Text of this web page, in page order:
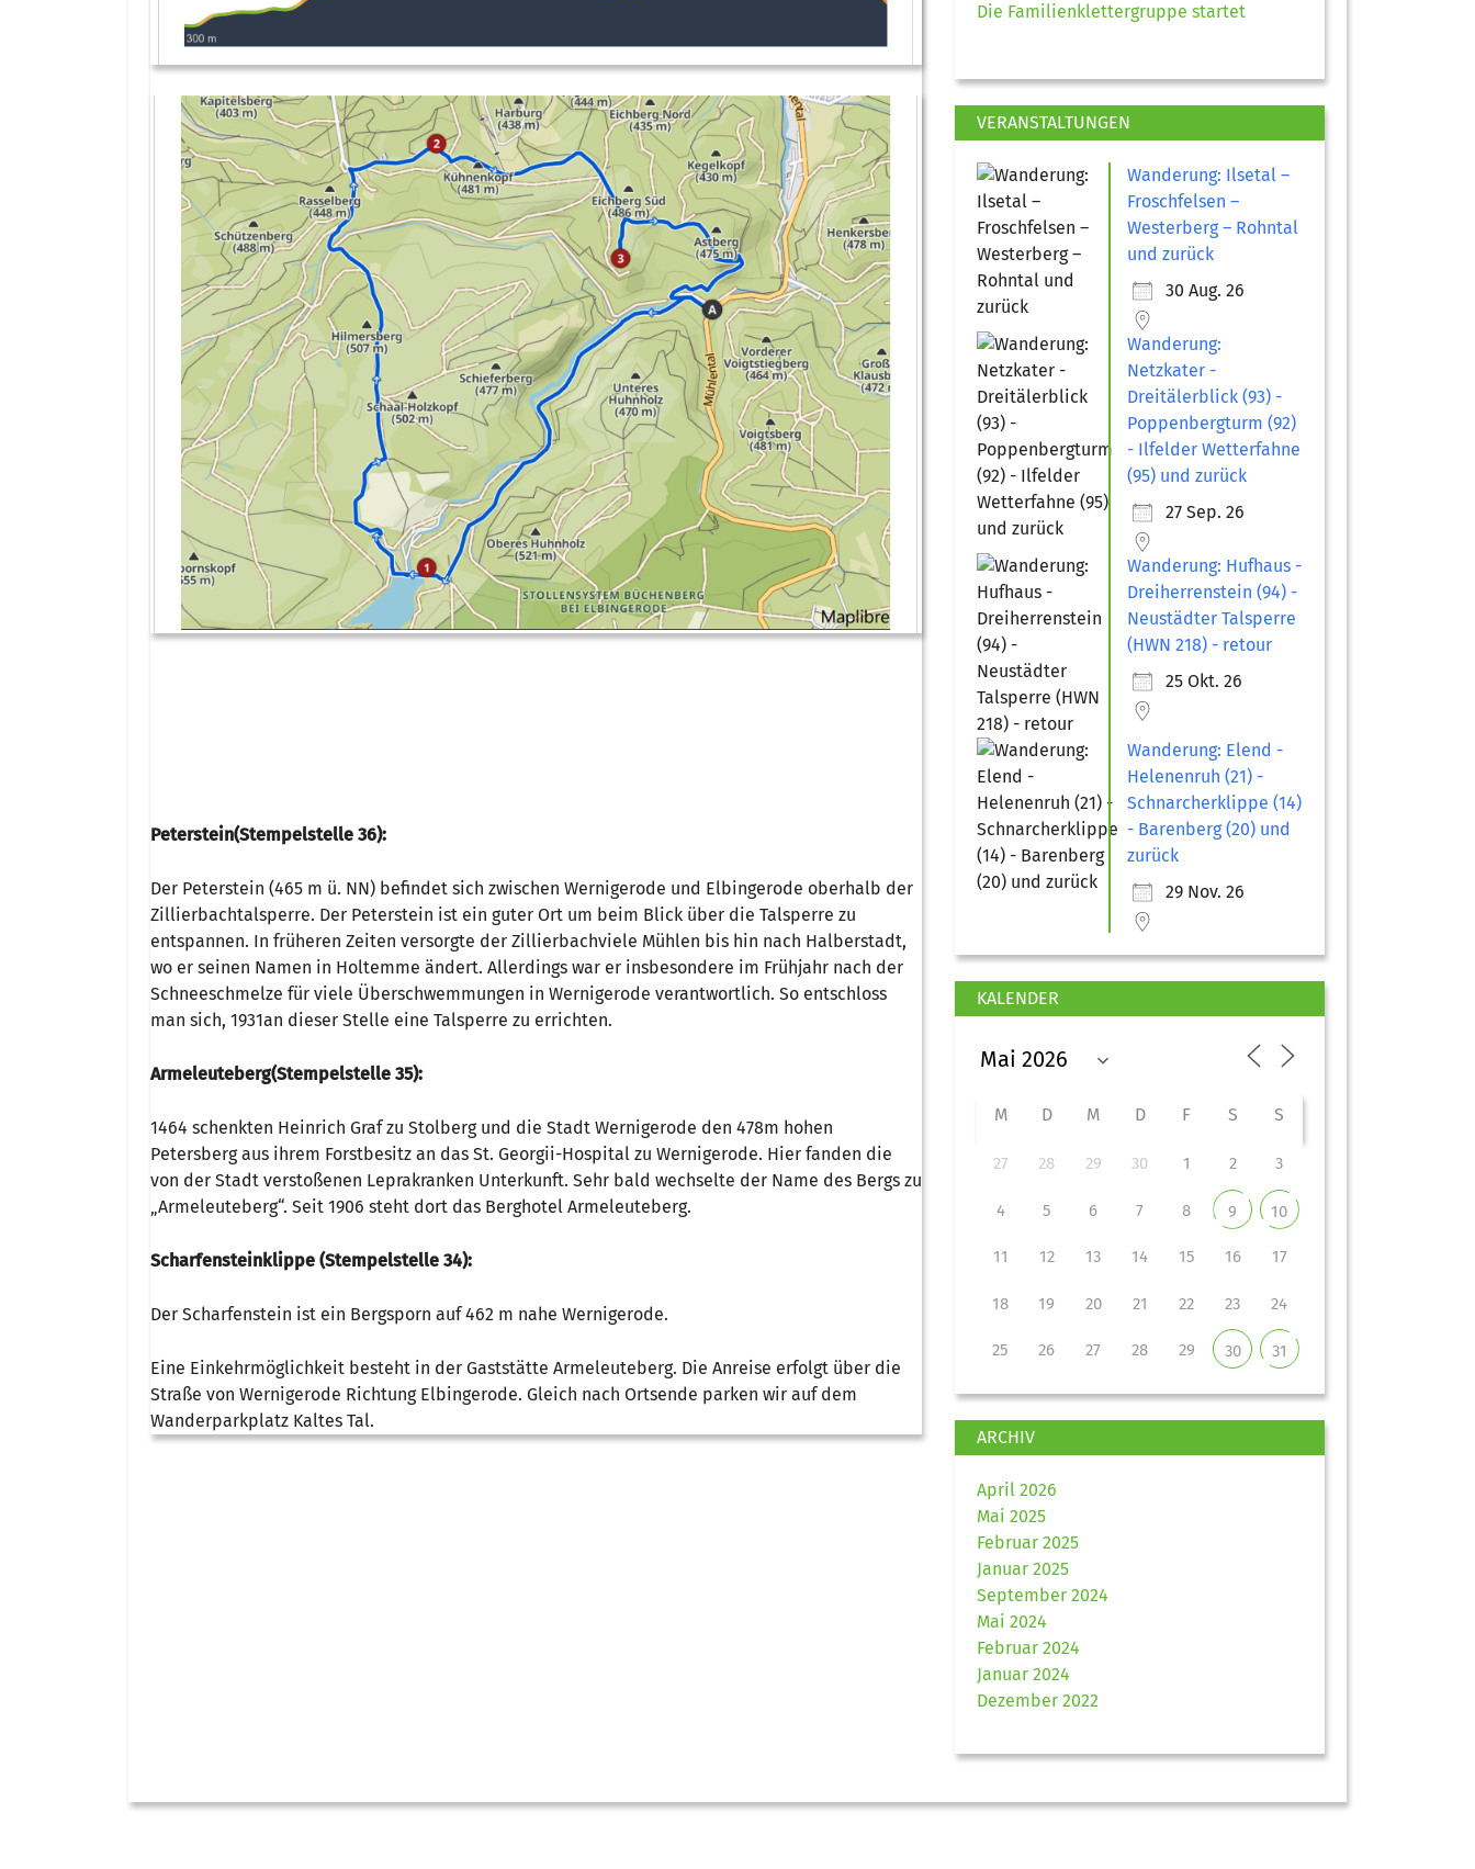
Peterstein(Stempelstelle 36):
Der Peterstein (465 m ü. NN) befindet sich zwischen Wernigerode und Elbingerode oberhalb der
Zillierbachtalsperre. Der Peterstein ist ein guter Ort um beim Blick über die Talsperre zu
entspannen. In früheren Zeiten versorgte der Zillierbachviele Mühlen bis hin nach Halberstadt,
wo er seinen Namen in Holtemme ändert. Allerdings war er insbesondere im Frühjahr nach der
Schneeschmelze für viele Überschwemmungen in Wernigerode verantwortlich. So entschloss
man sich, 1931an dieser Stelle eine Talsperre zu errichten.
Armeleuteberg(Stempelstelle 35):
1464 schenkten Heinrich Graf zu Stolberg und die Stadt Wernigerode den 478m hohen
Petersberg aus ihrem Forstbesitz an das St. Georgii-Hospital zu Wernigerode. Hier fanden die
von der Stadt verstoßenen Leprakranken Unterkunft. Sehr bald wechselte der Name des Bergs zu
„Armeleuteberg“. Seit 1906 steht dort das Berghotel Armeleuteberg.
Scharfensteinklippe (Stempelstelle 34):
Der Scharfenstein ist ein Bergsporn auf 462 m nahe Wernigerode.
Eine Einkehrmöglichkeit besteht in der Gaststätte Armeleuteberg. Die Anreise erfolgt über die
Straße von Wernigerode Richtung Elbingerode. Gleich nach Ortsende parken wir auf dem
Wanderparkplatz Kaltes Tal.
Die Familienklettergruppe startet
VERANSTALTUNGEN
Wanderung: Ilsetal –
Froschfelsen –
Westerberg – Rohntal
und zurück
30 Aug. 26
Wanderung:
Netzkater -
Dreitälerblick (93) -
Poppenbergturm (92)
- Ilfelder Wetterfahne
(95) und zurück
27 Sep. 26
Wanderung: Hufhaus -
Dreiherrenstein (94) -
Neustädter Talsperre
(HWN 218) - retour
25 Okt. 26
Wanderung: Elend -
Helenenruh (21) -
Schnarcherklippe (14)
- Barenberg (20) und
zurück
29 Nov. 26
KALENDER
M D M D F S S
27 28 29 30 1 2 3
4 5 6 7 8 9 10
11 12 13 14 15 16 17
18 19 20 21 22 23 24
25 26 27 28 29 30 31
ARCHIV
April 2026
Mai 2025
Februar 2025
Januar 2025
September 2024
Mai 2024
Februar 2024
Januar 2024
Dezember 2022